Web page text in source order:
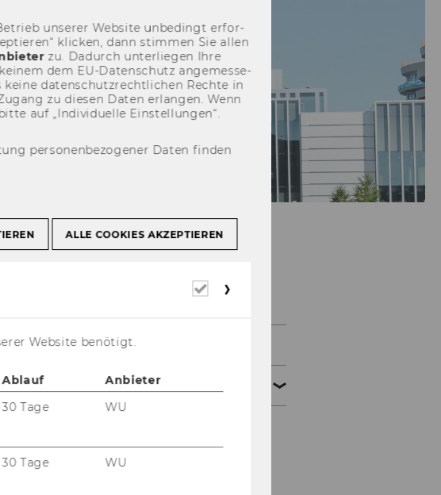
Entrepreneurship Avenue
IdeaLAB
un­se­rer Web­site un­be­dingt er­for­
kli­cken, dann stim­men Sie allen
zu. Da­durch un­ter­lie­gen Ihre
dem EU-​Datenschutz an­ge­mes­se­
da­ten­schutz­recht­li­chen Rech­te in
zu die­sen Daten er­lan­gen. Wenn
auf „In­di­vi­du­el­le Ein­stel­lun­gen“.
personenbezogener Daten finden
ALLE COOKIES AKZEPTIEREN
Erforderliche
Website benötigt.
Ablauf
Anbieter
30 Tage WU
30 Tage WU